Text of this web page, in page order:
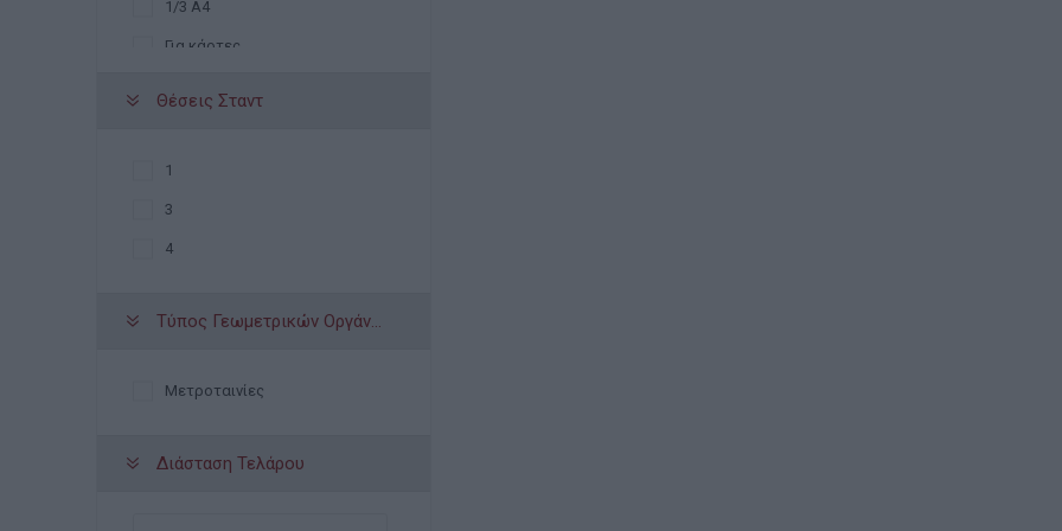
1/3 Α4
Για κάρτες
Θέσεις Σταντ
1
3
4
Τύπος Γεωμετρικών Οργάνων
Μετροταινίες
Διάσταση Τελάρου